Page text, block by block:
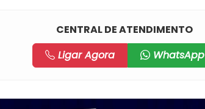
CENTRAL DE ATENDIMENTO
Ligar Agora
WhatsApp